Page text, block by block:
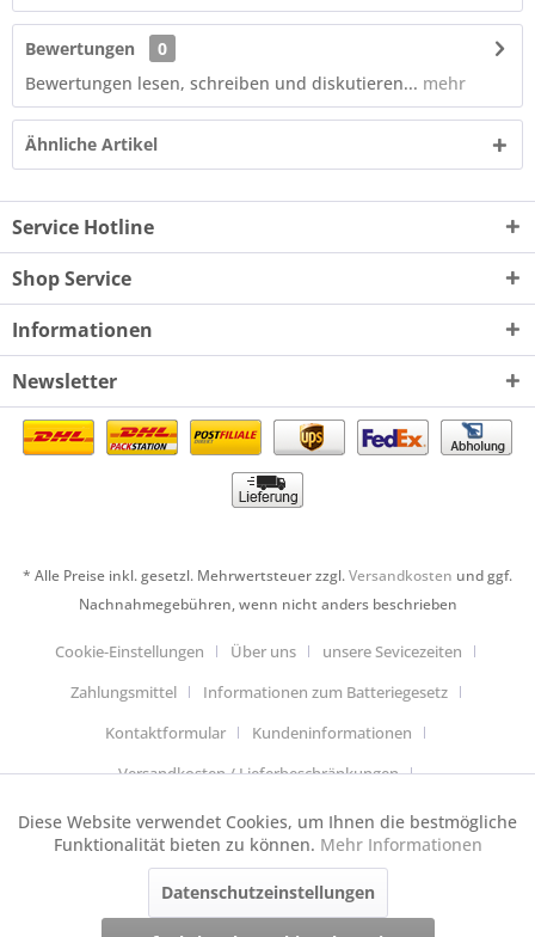
Bewertungen
0
Bewertungen lesen, schreiben und diskutieren... mehr
Ähnliche Artikel
Service Hotline
Shop Service
Informationen
Newsletter
* Alle Preise inkl. gesetzl. Mehrwertsteuer zzgl.Versandkosten und ggf.
Nachnahmegebühren, wenn nicht anders beschrieben
Cookie-Einstellungen Über uns
unsere Sevicezeiten
Zahlungsmittel
Informationen zum Batteriegesetz
Kontaktformular
Kundeninformationen
Versandkosten / Lieferbeschränkungen
Widerrufsbelehrung & Muster-Widerrufsformular
Datenschutzerklärung
Allgemeine Geschäftsbedingungen
Impressum
Cookie-Einstellungen
Dieser Webshop wurde mit Shopware und jeder Menge Handarbeit
Funktionale Aktiv
Diese Website verwendet Cookies, um Ihnen die bestmögliche
Funktionalität bieten zu können. Mehr Informationen
Datenschutzeinstellungen